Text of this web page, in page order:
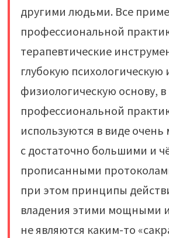
другими людьми. Все
профессиональной
терапевтические
глубокую психологическую
физиологическую основу, в
профессиональной
используются в виде
с достаточно большими и
прописанными
при этом принципы
владения этими мощными
не являются каким-то